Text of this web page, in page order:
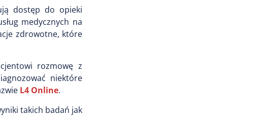
dostęp do opieki
medycznych na
zdrowotne, które
rozmowę z
niektóre
L4 Online.
takich badań jak